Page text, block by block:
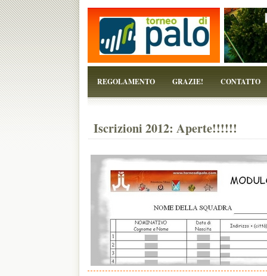
REGOLAMENTO GRAZIE! CONTATTO
Iscrizioni 2012: Aperte!!!!!!